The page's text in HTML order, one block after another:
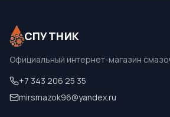
СПУТНИК
Официальный интернет-магазин
+7 343 206 25 35
mirsmazok96@yandex.ru